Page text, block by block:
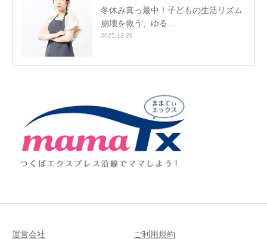
冬休み真っ最中！子どもの生活リズム
崩壊を救う、ゆる…
2025.12.26
運営会社 ご利用規約